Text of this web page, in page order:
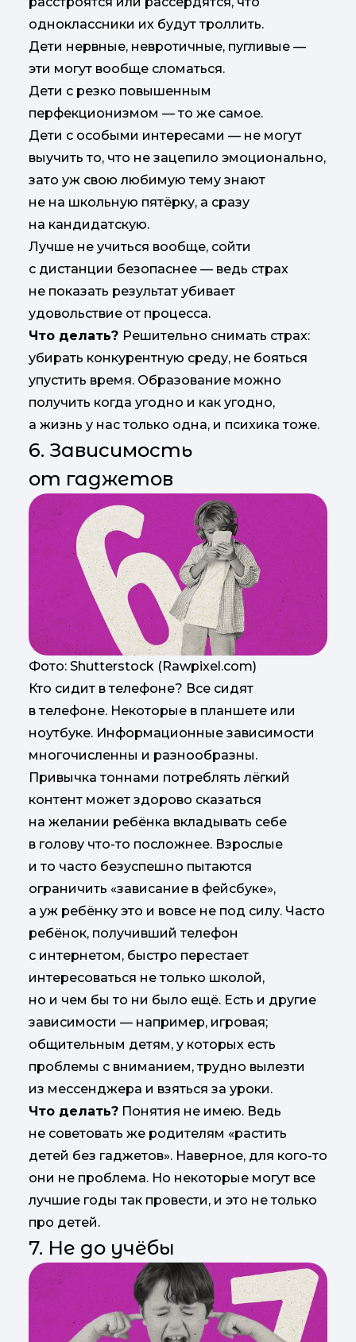
одноклассники их будут троллить.
Дети нервные, невротичные, пугливые —
эти могут вообще сломаться.
Дети с резко повышенным
перфекционизмом — то же самое.
Дети с особыми интересами — не могут
выучить то, что не зацепило эмоционально,
зато уж свою любимую тему знают
не на школьную пятёрку, а сразу
на кандидатскую.
Лучше не учиться вообще, сойти
с дистанции безопаснее — ведь страх
не показать результат убивает
удовольствие от процесса.
Что делать? Решительно снимать страх:
убирать конкурентную среду, не бояться
упустить время. Образование можно
получить когда угодно и как угодно,
а жизнь у нас только одна, и психика тоже.
6. Зависимость
от гаджетов
Фото: Shutterstock (Rawpixel.com)
Кто сидит в телефоне? Все сидят
в телефоне. Некоторые в планшете или
ноутбуке. Информационные зависимости
многочисленны и разнообразны.
Привычка тоннами потреблять лёгкий
контент может здорово сказаться
на желании ребёнка вкладывать себе
в голову что-то посложнее. Взрослые
и то часто безуспешно пытаются
ограничить «зависание в фейсбуке»,
а уж ребёнку это и вовсе не под силу. Часто
ребёнок, получивший телефон
с интернетом, быстро перестает
интересоваться не только школой,
но и чем бы то ни было ещё. Есть и другие
зависимости — например, игровая;
общительным детям, у которых есть
проблемы с вниманием, трудно вылезти
из мессенджера и взяться за уроки.
Что делать? Понятия не имею. Ведь
не советовать же родителям «растить
детей без гаджетов». Наверное, для кого-то
они не проблема. Но некоторые могут все
лучшие годы так провести, и это не только
про детей.
7. Не до учёбы